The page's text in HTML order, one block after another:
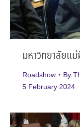
มหาวิทยาลัยแ
Roadshow By
5 February 2024